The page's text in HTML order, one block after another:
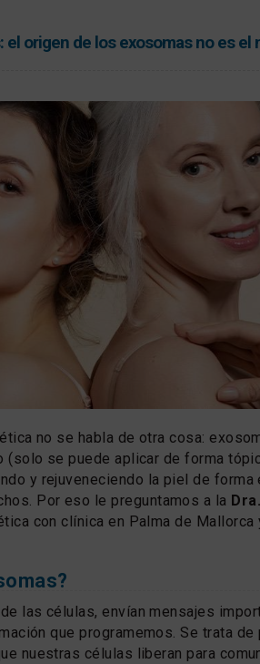
origen de los exosomas no es
no se habla de otra cosa:
(solo se puede aplicar de forma
y rejuveneciendo la piel de forma
Por eso le preguntamos a la
con clínica en Palma de Mallorca
las células, envían mensajes
que programemos. Se trata de
nuestras células liberan para